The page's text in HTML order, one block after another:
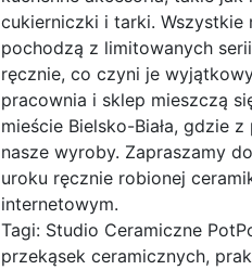
cukierniczki i tarki. Wszystkie
pochodzą z limitowanych
ręcznie, co czyni je
pracownia i sklep mieszczą
mieście Bielsko-Biała, gdzie
nasze wyroby. Zapraszamy
uroku ręcznie robionej
internetowym.
Tagi: Studio Ceramiczne
przekąsek ceramicznych,